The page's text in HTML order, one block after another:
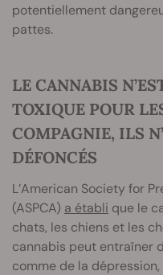
potentiellement
pattes.
LE CANNABIS
TOXIQUE POUR
COMPAGNIE, ILS
DÉFONCÉS
L’American Society for
(ASPCA) a établi que le
chats, les chiens et les
cannabis peut entraîner
comme de la